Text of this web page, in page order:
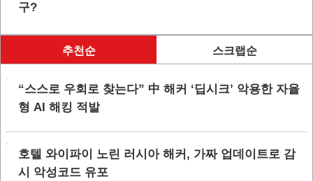
구?
추천순 스크랩순
“스스로 우회로 찾는다” 中 해커 ‘딥시크’ 악용한 자율
형 AI 해킹 적발
호텔 와이파이 노린 러시아 해커, 가짜 업데이트로 감
시 악성코드 유포